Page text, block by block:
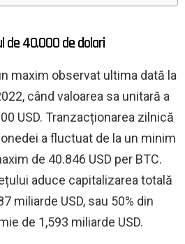
de 40.000 de dolari
maxim observat ultima dată la
când valoarea sa unitară a
USD. Tranzacționarea zilnică
a fluctuat de la un minim
de 40.846 USD per BTC.
aduce capitalizarea totală
miliarde USD, sau 50% din
de 1,593 miliarde USD.